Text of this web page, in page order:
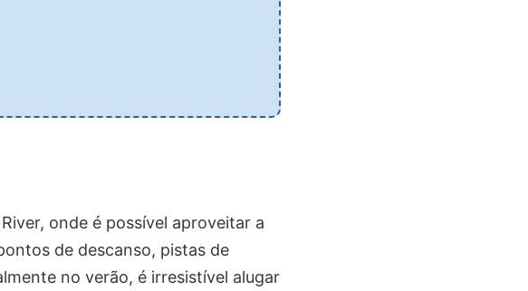
onde é possível aproveitar a
de descanso, pistas de
no verão, é irresistível alugar